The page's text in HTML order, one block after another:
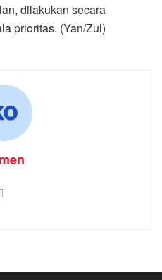
dilakukan secara
prioritas. (Yan/Zul)